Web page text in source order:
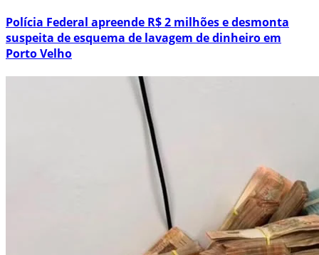
Polícia Federal apreende R$ 2 milhões e desmonta
suspeita de esquema de lavagem de dinheiro em
Porto Velho